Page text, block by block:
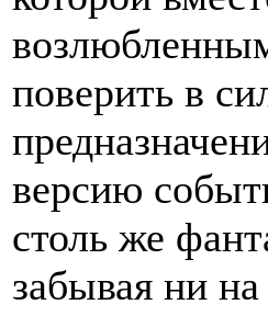
поверить в
версию
столь же
забывая ни